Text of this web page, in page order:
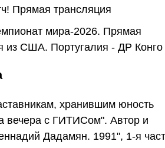
Прямая трансляция
мира-2026. Прямая
из США. Португалия - ДР Конго
хранившим юность
вечера с ГИТИСом". Автор и
Дадамян. 1991", 1-я